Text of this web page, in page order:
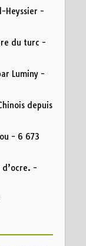
Heyssier -
du turc -
Luminy-
depuis
- 6 673
-